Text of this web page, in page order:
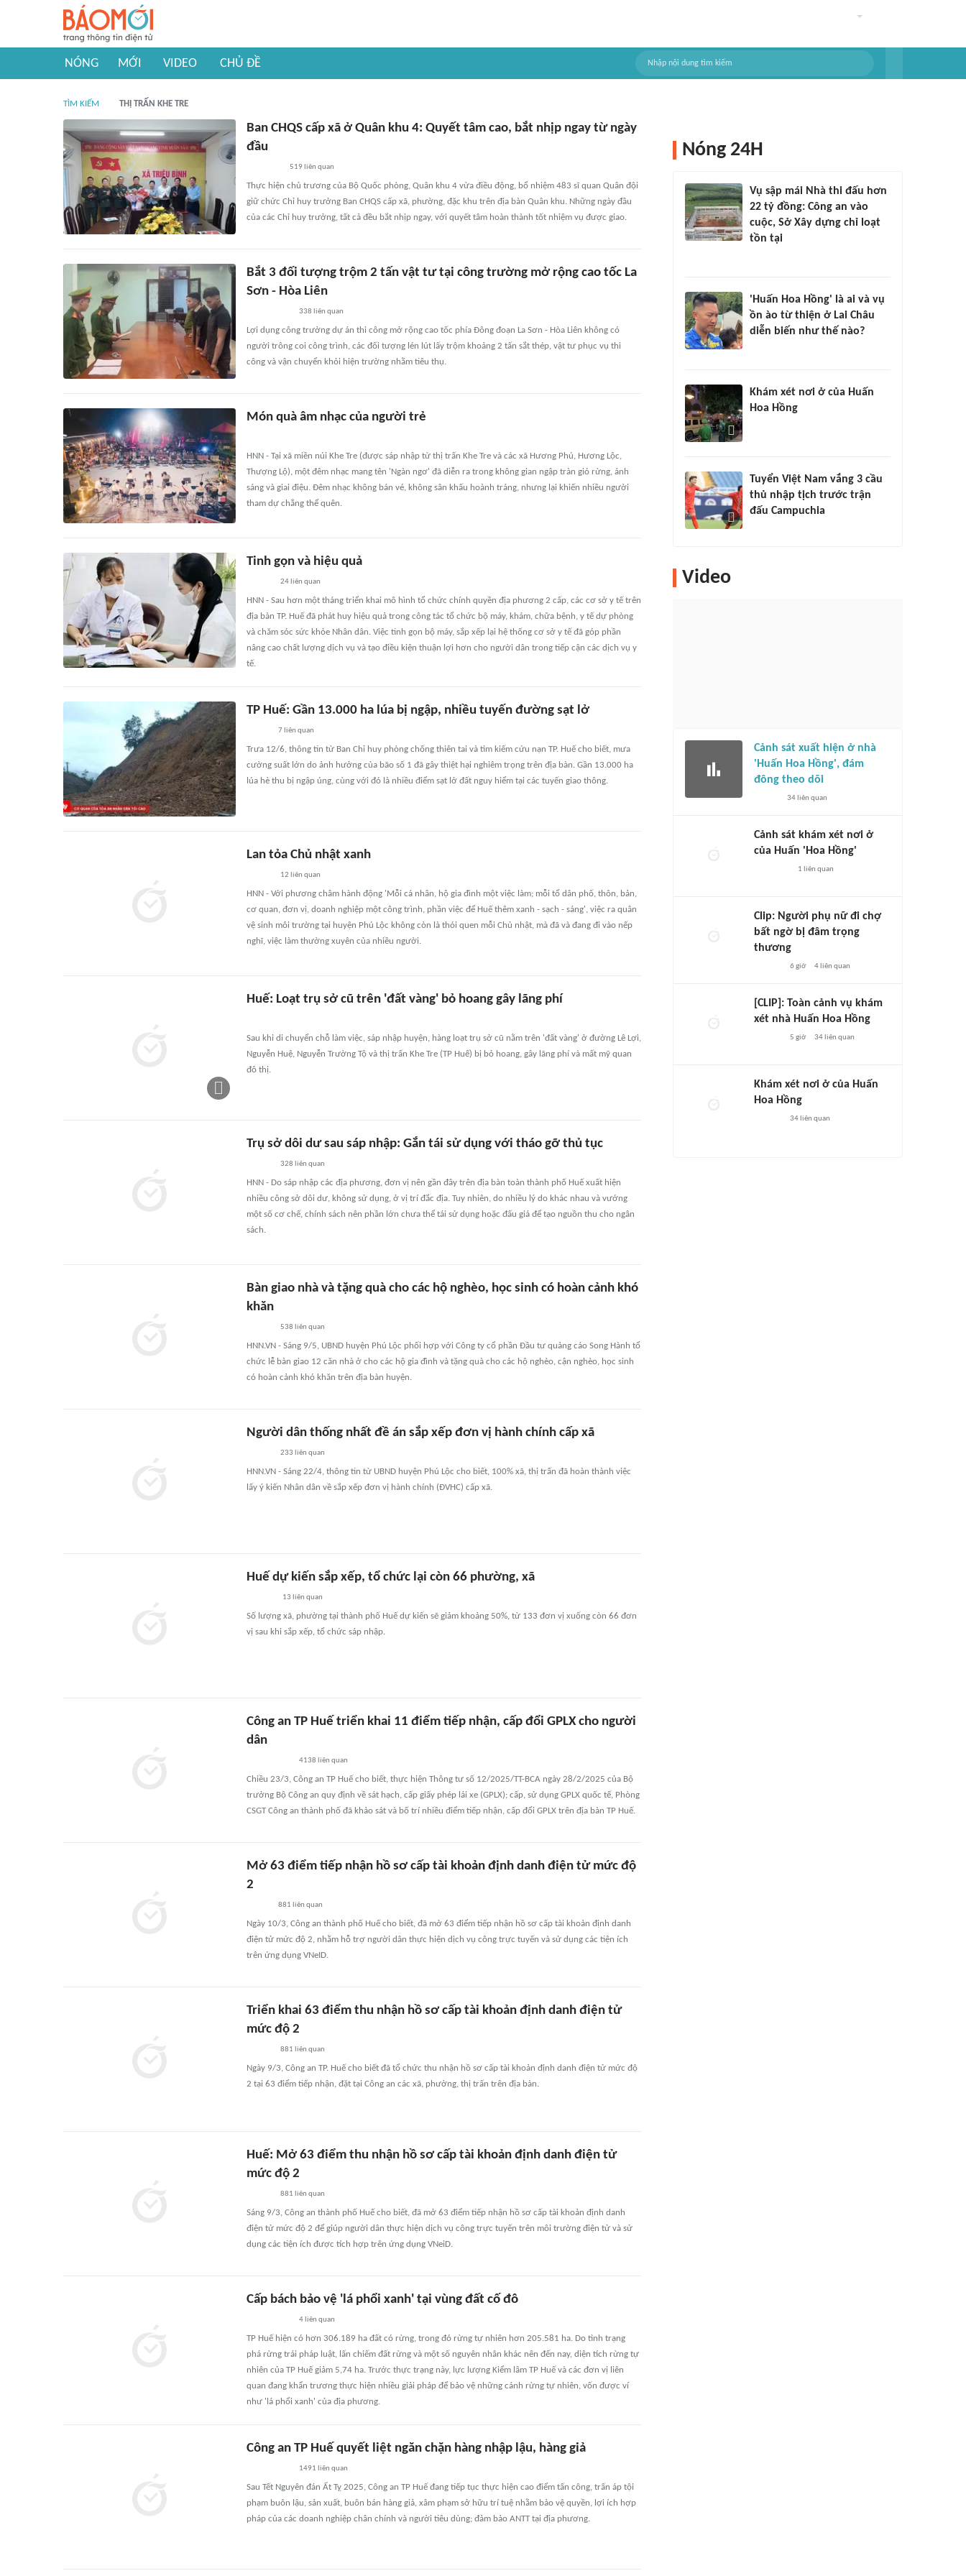
NÓNG MỚI VIDEO CHỦ ĐỀ
TÌM KIẾM THỊ TRẤN KHE TRE
Ban CHQS cấp xã ở Quân khu 4: Quyết tâm cao, bắt nhịp ngay từ ngày
đầu
519 liên quan
Thực hiện chủ trương của Bộ Quốc phòng, Quân khu 4 vừa điều động, bổ nhiệm 483 sĩ quan Quân đội
giữ chức Chỉ huy trưởng Ban CHQS cấp xã, phường, đặc khu trên địa bàn Quân khu. Những ngày đầu
của các Chỉ huy trưởng, tất cả đều bắt nhịp ngay, với quyết tâm hoàn thành tốt nhiệm vụ được giao.
Bắt 3 đối tượng trộm 2 tấn vật tư tại công trường mở rộng cao tốc La
Sơn - Hòa Liên
338 liên quan
Lợi dụng công trường dự án thi công mở rộng cao tốc phía Đông đoạn La Sơn - Hòa Liên không có
người trông coi công trình, các đối tượng lén lút lấy trộm khoảng 2 tấn sắt thép, vật tư phục vụ thi
công và vận chuyển khỏi hiện trường nhằm tiêu thụ.
Món quà âm nhạc của người trẻ
HNN - Tại xã miền núi Khe Tre (được sáp nhập từ thị trấn Khe Tre và các xã Hương Phú, Hương Lộc,
Thượng Lộ), một đêm nhạc mang tên 'Ngàn ngơ' đã diễn ra trong không gian ngập tràn gió rừng, ánh
sáng và giai điệu. Đêm nhạc không bán vé, không sân khấu hoành tráng, nhưng lại khiến nhiều người
tham dự chẳng thể quên.
Tinh gọn và hiệu quả
24liên quan
HNN - Sau hơn một tháng triển khai mô hình tổ chức chính quyền địa phương 2 cấp, các cơ sở y tế trên
địa bàn TP. Huế đã phát huy hiệu quả trong công tác tổ chức bộ máy, khám, chữa bệnh, y tế dự phòng
và chăm sóc sức khỏe Nhân dân. Việc tinh gọn bộ máy, sắp xếp lại hệ thống cơ sở y tế đã góp phần
nâng cao chất lượng dịch vụ và tạo điều kiện thuận lợi hơn cho người dân trong tiếp cận các dịch vụ y
tế.
TP Huế: Gần 13.000 ha lúa bị ngập, nhiều tuyến đường sạt lở
7liên quan
Trưa 12/6, thông tin từ Ban Chỉ huy phòng chống thiên tai và tìm kiếm cứu nạn TP. Huế cho biết, mưa
cường suất lớn do ảnh hưởng của bão số 1 đã gây thiệt hại nghiêm trọng trên địa bàn. Gần 13.000 ha
lúa hè thu bị ngập úng, cùng với đó là nhiều điểm sạt lở đất nguy hiểm tại các tuyến giao thông.
Lan tỏa Chủ nhật xanh
12 liên quan
HNN - Với phương châm hành động 'Mỗi cá nhân, hộ gia đình một việc làm; mỗi tổ dân phố, thôn, bản,
cơ quan, đơn vị, doanh nghiệp một công trình, phần việc để Huế thêm xanh - sạch - sáng', việc ra quân
vệ sinh môi trường tại huyện Phú Lộc không còn là thói quen mỗi Chủ nhật, mà đã và đang đi vào nếp
nghĩ, việc làm thường xuyên của nhiều người.
Huế: Loạt trụ sở cũ trên 'đất vàng' bỏ hoang gây lãng phí
Sau khi di chuyển chỗ làm việc, sáp nhập huyện, hàng loạt trụ sở cũ nằm trên 'đất vàng' ở đường Lê Lợi,
Nguyễn Huệ, Nguyễn Trường Tộ và thị trấn Khe Tre (TP Huế) bị bỏ hoang, gây lãng phí và mất mỹ quan
đô thị.
Trụ sở dôi dư sau sáp nhập: Gắn tái sử dụng với tháo gỡ thủ tục
328 liên quan
HNN - Do sáp nhập các địa phương, đơn vị nên gần đây trên địa bàn toàn thành phố Huế xuất hiện
nhiều công sở dôi dư, không sử dụng, ở vị trí đắc địa. Tuy nhiên, do nhiều lý do khác nhau và vướng
một số cơ chế, chính sách nên phần lớn chưa thể tái sử dụng hoặc đấu giá để tạo nguồn thu cho ngân
sách.
Bàn giao nhà và tặng quà cho các hộ nghèo, học sinh có hoàn cảnh khó
khăn
538 liên quan
HNN.VN - Sáng 9/5, UBND huyện Phú Lộc phối hợp với Công ty cổ phần Đầu tư quảng cáo Song Hành tổ
chức lễ bàn giao 12 căn nhà ở cho các hộ gia đình và tặng quà cho các hộ nghèo, cận nghèo, học sinh
có hoàn cảnh khó khăn trên địa bàn huyện.
Người dân thống nhất đề án sắp xếp đơn vị hành chính cấp xã
233 liên quan
HNN.VN - Sáng 22/4, thông tin từ UBND huyện Phú Lộc cho biết, 100% xã, thị trấn đã hoàn thành việc
lấy ý kiến Nhân dân về sắp xếp đơn vị hành chính (ĐVHC) cấp xã.
Huế dự kiến sắp xếp, tổ chức lại còn 66 phường, xã
13 liên quan
Số lượng xã, phường tại thành phố Huế dự kiến sẽ giảm khoảng 50%, từ 133 đơn vị xuống còn 66 đơn
vị sau khi sắp xếp, tổ chức sáp nhập.
Công an TP Huế triển khai 11 điểm tiếp nhận, cấp đổi GPLX cho người
dân
4138 liên quan
Chiều 23/3, Công an TP Huế cho biết, thực hiện Thông tư số 12/2025/TT-BCA ngày 28/2/2025 của Bộ
trưởng Bộ Công an quy định về sát hạch, cấp giấy phép lái xe (GPLX); cấp, sử dụng GPLX quốc tế, Phòng
CSGT Công an thành phố đã khảo sát và bố trí nhiều điểm tiếp nhận, cấp đổi GPLX trên địa bàn TP Huế.
Mở 63 điểm tiếp nhận hồ sơ cấp tài khoản định danh điện tử mức độ
2
881 liên quan
Ngày 10/3, Công an thành phố Huế cho biết, đã mở 63 điểm tiếp nhận hồ sơ cấp tài khoản định danh
điện tử mức độ 2, nhằm hỗ trợ người dân thực hiện dịch vụ công trực tuyến và sử dụng các tiện ích
trên ứng dụng VNeID.
Triển khai 63 điểm thu nhận hồ sơ cấp tài khoản định danh điện tử
mức độ 2
881 liên quan
Ngày 9/3, Công an TP. Huế cho biết đã tổ chức thu nhận hồ sơ cấp tài khoản định danh điện tử mức độ
2 tại 63 điểm tiếp nhận, đặt tại Công an các xã, phường, thị trấn trên địa bàn.
Huế: Mở 63 điểm thu nhận hồ sơ cấp tài khoản định danh điện tử
mức độ 2
881 liên quan
Sáng 9/3, Công an thành phố Huế cho biết, đã mở 63 điểm tiếp nhận hồ sơ cấp tài khoản định danh
điện tử mức độ 2 để giúp người dân thực hiện dịch vụ công trực tuyến trên môi trường điện tử và sử
dụng các tiện ích được tích hợp trên ứng dụng VNeiD.
Cấp bách bảo vệ 'lá phổi xanh' tại vùng đất cố đô
4liên quan
TP Huế hiện có hơn 306.189 ha đất có rừng, trong đó rừng tự nhiên hơn 205.581 ha. Do tình trạng
phá rừng trái pháp luật, lấn chiếm đất rừng và một số nguyên nhân khác nên đến nay, diện tích rừng tự
nhiên của TP Huế giảm 5,74 ha. Trước thực trạng này, lực lượng Kiểm lâm TP Huế và các đơn vị liên
quan đang khẩn trương thực hiện nhiều giải pháp để bảo vệ những cánh rừng tự nhiên, vốn được ví
như 'lá phổi xanh' của địa phương.
Công an TP Huế quyết liệt ngăn chặn hàng nhập lậu, hàng giả
1491 liên quan
Sau Tết Nguyên đán Ất Tỵ 2025, Công an TP Huế đang tiếp tục thực hiện cao điểm tấn công, trấn áp tội
phạm buôn lậu, sản xuất, buôn bán hàng giả, xâm phạm sở hữu trí tuệ nhằm bảo vệ quyền, lợi ích hợp
pháp của các doanh nghiệp chân chính và người tiêu dùng; đảm bảo ANTT tại địa phương.
Nóng 24H
Vụ sập mái Nhà thi đấu hơn
22 tỷ đồng: Công an vào
cuộc, Sở Xây dựng chỉ loạt
tồn tại
'Huấn Hoa Hồng' là ai và vụ
ồn ào từ thiện ở Lai Châu
diễn biến như thế nào?
Khám xét nơi ở của Huấn
Hoa Hồng
Tuyển Việt Nam vắng 3 cầu
thủ nhập tịch trước trận
đấu Campuchia
Video
Cảnh sát xuất hiện ở nhà
'Huấn Hoa Hồng', đám
đông theo dõi
34liên quan
Cảnh sát khám xét nơi ở
của Huấn 'Hoa Hồng'
1 liên quan
Clip: Người phụ nữ đi chợ
bất ngờ bị đâm trọng
thương
6 giờ 4liên quan
[CLIP]: Toàn cảnh vụ khám
xét nhà Huấn Hoa Hồng
5 giờ 34liên quan
Khám xét nơi ở của Huấn
Hoa Hồng
34liên quan